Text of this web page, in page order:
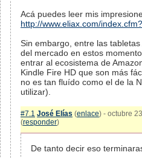
Acá puedes leer mis
http://www.eliax.com/
Sin embargo, entre las
del mercado en estos
entrar al ecosistema de
Kindle Fire HD que son más
no es tan fluído como el de la
utilizar).
#7.1 José Elías (enlace) - octubre
(responder)
De tanto decir eso